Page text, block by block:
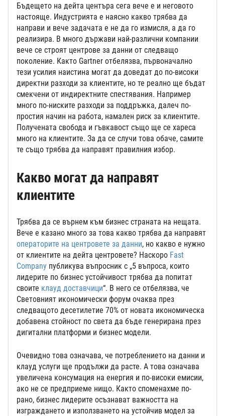
Бъдещето на дейта центъра сега вече е и неговото
настояще. Индустрията е наясно какво трябва да
направи и вече задачата е не да го измисля, а да го
реализира. В много държави най-различни компании
вече се строят центрове за данни от следващо
поколение. Както Gartner отбелязва, първоначално
тези усилия наистина могат да доведат до по-високи
директни разходи за клиентите, но те реално ще бъдат
смекчени от индиректните спестявания. Например
много по-ниските разходи за поддръжка, далеч по-
простия начин на работа, намален риск за клиентите.
Получената свобода и гъвкавост също ще се хареса
много на клиентите. За да се случи това обаче, самите
те също трябва да направят правилния избор.
Какво могат да направят
клиентите
Трябва да се върнем към бизнес страната на нещата.
Вече е казано много за това какво трябва да направят
операторите на центровете за данни, но какво е нужно
от клиентите на дейта центровете? Наскоро Fast
Company публикува въпросник с „5 въпроса, които
лидерите по бизнес устойчивост трябва да попитат
своите клауд доставчици“. В него се отбелязва, че
Световният икономически форум очаква през
следващото десетилетие 70% от новата икономическа
добавена стойност по света да бъде генерирана през
дигитални платформи и бизнес модели.
Очевидно това означава, че потреблението на данни и
клауд услуги ще продължи да расте. А това означава
увеличена консумация на енергия и по-високи емисии,
ако не се предприеме нищо. Както споменахме по-
рано, бизнес лидерите осъзнават важността на
изграждането и използването на устойчив модел за